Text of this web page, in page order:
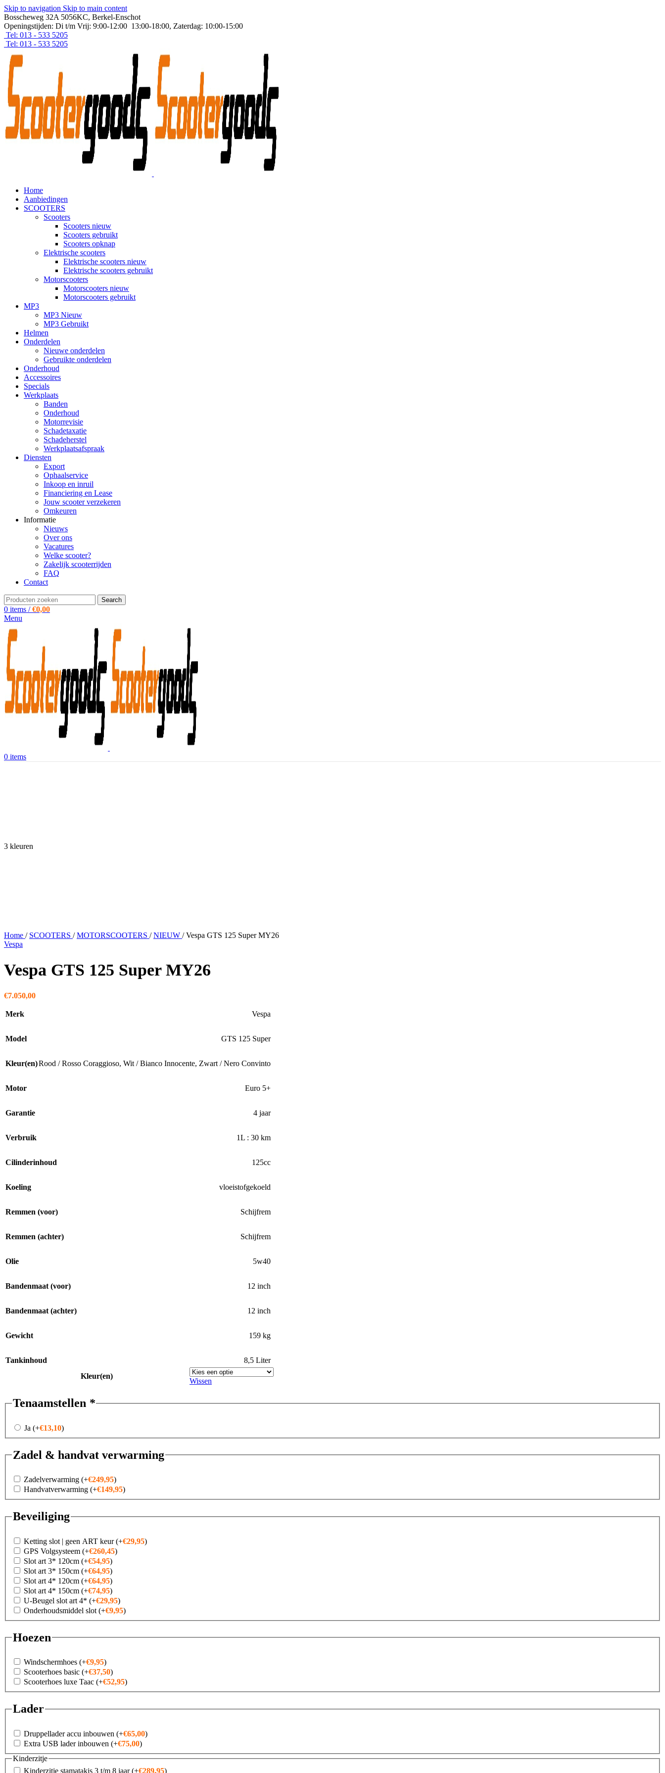
Skip to navigation Skip to main content
Bosscheweg 32A 5056KC, Berkel-Enschot
Openingstijden: Di t/m Vrij: 9:00-12:00 13:00-18:00, Zaterdag: 10:00-15:00
Tel: 013 - 533 5205
Tel: 013 - 533 5205
Home
Aanbiedingen
SCOOTERS
Scooters
Scooters nieuw
Scooters gebruikt
Scooters opknap
Elektrische scooters
Elektrische scooters nieuw
Elektrische scooters gebruikt
Motorscooters
Motorscooters nieuw
Motorscooters gebruikt
MP3
MP3 Nieuw
MP3 Gebruikt
Helmen
Onderdelen
Nieuwe onderdelen
Gebruikte onderdelen
Onderhoud
Accessoires
Specials
Werkplaats
Banden
Onderhoud
Motorrevisie
Schadetaxatie
Schadeherstel
Werkplaatsafspraak
Diensten
Export
Ophaalservice
Inkoop en inruil
Financiering en Lease
Jouw scooter verzekeren
Omkeuren
Informatie
Nieuws
Over ons
Vacatures
Welke scooter?
Zakelijk scooterrijden
FAQ
Contact
Search
0 items / €0,00
Menu
0 items
3 kleuren
Home / SCOOTERS / MOTORSCOOTERS / NIEUW / Vespa GTS 125 Super MY26
Vespa
Vespa GTS 125 Super MY26
€7.050,00
Merk Vespa
Model GTS 125 Super
Kleur(en)Rood / Rosso Coraggioso, Wit / Bianco Innocente, Zwart / Nero Convinto
Motor Euro 5+
Garantie 4 jaar
Verbruik 1L : 30 km
Cilinderinhoud 125cc
Koeling vloeistofgekoeld
Remmen (voor) Schijfrem
Remmen (achter) Schijfrem
Olie 5w40
Bandenmaat (voor) 12 inch
Bandenmaat (achter) 12 inch
Gewicht 159 kg
Tankinhoud
8,5 Liter
Kleur(en)
Wissen
Tenaamstellen *
Ja (+€13,10)
Zadel & handvat verwarming
Zadelverwarming (+€249,95)
Handvatverwarming (+€149,95)
Beveiliging
Ketting slot | geen ART keur(+€29,95)
GPS Volgsysteem (+€260,45)
Slot art 3* 120cm (+€54,95)
Slot art 3* 150cm (+€64,95)
Slot art 4* 120cm (+€64,95)
Slot art 4* 150cm (+€74,95)
U-Beugel slot art 4* (+€29,95)
Onderhoudsmiddel slot (+€9,95)
Hoezen
Windschermhoes (+€9,95)
Scooterhoes basic (+€37,50)
Scooterhoes luxe Taac (+€52,95)
Lader
Druppellader accu inbouwen (+€65,00)
Extra USB lader inbouwen (+€75,00)
Kinderzitje
Kinderzitje stamatakis 3 t/m 8 jaar(+€289,95)